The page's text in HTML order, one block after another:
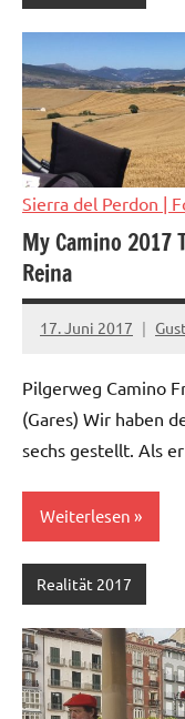
Sierra del Perdon |
My Camino 2017
Reina
17. Juni 2017
Pilgerweg Camino
(Gares) Wir haben
sechs gestellt. Als
Weiterlesen
Realität 2017